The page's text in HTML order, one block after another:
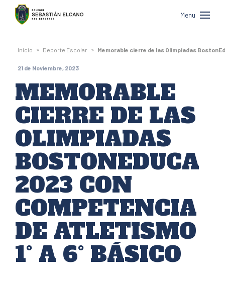
Colegio
Sebastián
Elcano
de
San
Bernardo
Menu
Inicio » Deporte Escolar » Memorable cierre de las Olimpiadas
21 de Noviembre, 2023
MEMORABLE
CIERRE DE LAS
OLIMPIADAS
BOSTONEDUCA
2023 CON
COMPETENCIA
DE ATLETISMO
1° A 6° BÁSICO